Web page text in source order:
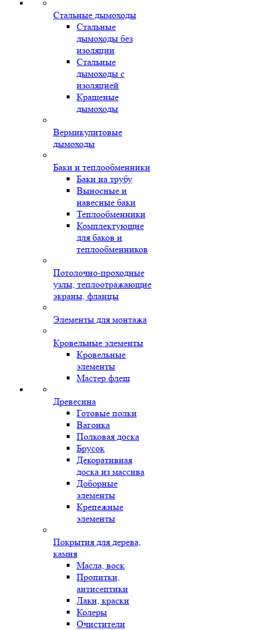
Стальные дымоходы
Стальные
дымоходы без
изоляции
Стальные
дымоходы с
изоляцией
Крашеные
дымоходы
Вермикулитовые
дымоходы
Баки и теплообменники
Баки на трубу
Выносные и
навесные баки
Теплообменники
Комплектующие
для баков и
теплообменников
Потолочно-проходные
узлы, теплоотражающие
экраны, фланцы
Элементы для монтажа
Кровельные элементы
Кровельные
элементы
Мастер флеш
Древесина
Готовые полки
Вагонка
Полковая доска
Брусок
Декоративная
доска из массива
Доборные
элементы
Крепежные
элементы
Покрытия для дерева,
камня
Масла, воск
Пропитки,
антисептики
Лаки, краски
Колеры
Очистители